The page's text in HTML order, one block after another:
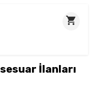
İlanları